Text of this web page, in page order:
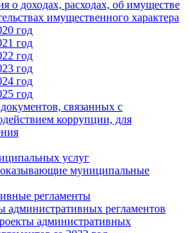
о доходах, расходах, об имуществе
имущественного характера
год
год
год
год
год
год
связанных с
коррупции, для
услуг
муниципальные
регламенты
административных регламентов
административных